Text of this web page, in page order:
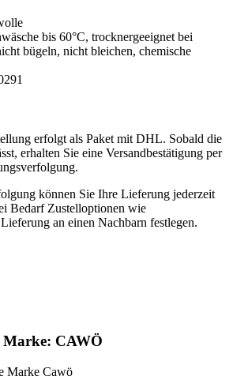
bis 60°C, trocknergeeignet bei
bügeln, nicht bleichen, chemische
erfolgt als Paket mit DHL. Sobald die
erhalten Sie eine Versandbestätigung per
können Sie Ihre Lieferung jederzeit
Bedarf Zustelloptionen wie
an einen Nachbarn festlegen.
Marke: CAWÖ